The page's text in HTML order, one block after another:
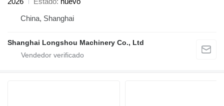
China, Shanghai
Shanghai Longshou Machinery Co., Ltd